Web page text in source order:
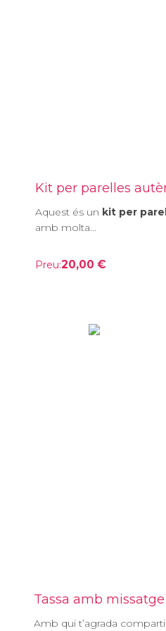
Kit per parelles
Aquest és un kit per
amb molta...
Preu:20,00 €
Tassa amb
Amb qui t’agrada